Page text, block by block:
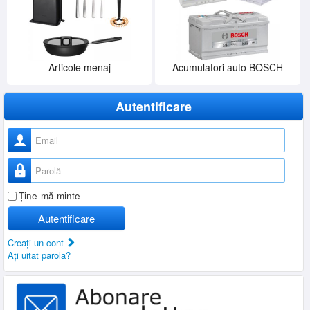
Articole menaj Acumulatori auto BOSCH
Autentificare
Nume utilizator
Parolă
Ţine-mă minte
Autentificare
Creaţi un cont
Aţi uitat parola?